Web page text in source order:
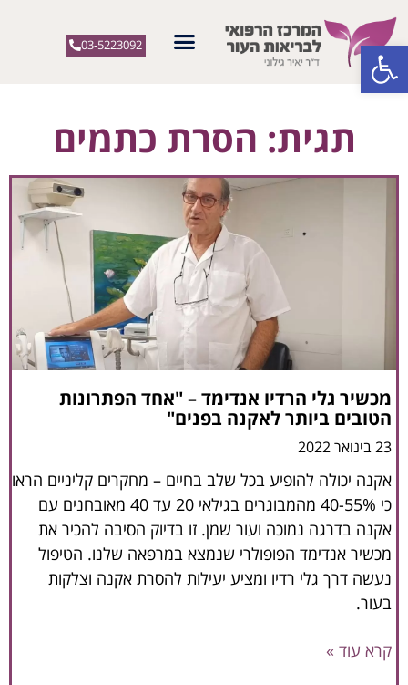
פתח סרגל נגישות 03-5223092
תגית: הסרת כתמים
מכשיר גלי הרדיו אנדימד – "אחד הפתרונות
הטובים ביותר לאקנה בפנים"
23 בינואר 2022
אקנה יכולה להופיע בכל שלב בחיים – מחקרים קליניים הראו
כי 40-55% מהמבוגרים בגילאי 20 עד 40 מאובחנים עם
אקנה בדרגה נמוכה ועור שמן. זו בדיוק הסיבה להכיר את
מכשיר אנדימד הפופולרי שנמצא במרפאה שלנו. הטיפול
נעשה דרך גלי רדיו ומציע יעילות להסרת אקנה וצלקות
בעור.
קרא עוד »